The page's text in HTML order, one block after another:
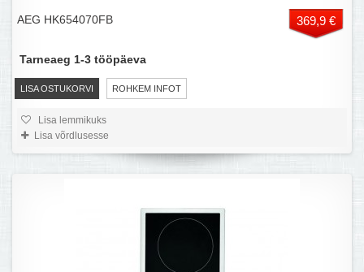
AEG HK654070FB 369,9 €
LISA OSTUKORVI ROHKEM INFOT
Tarneaeg 1-3 tööpäeva
Lisa lemmikuks
Lisa võrdlusesse